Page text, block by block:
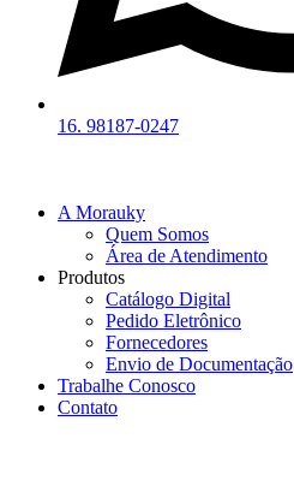
16. 98187-0247
A Morauky
Quem Somos
Área de Atendimento
Produtos
Catálogo Digital
Pedido Eletrônico
Fornecedores
Envio de Documentação
Trabalhe Conosco
Contato